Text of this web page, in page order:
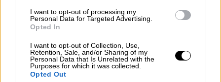
I want to opt-out of processing my
Personal Data for Targeted Advertising.
Opted In
I want to opt-out of Collection, Use,
Retention, Sale, and/or Sharing of my
Personal Data that Is Unrelated with the
Purposes for which it was collected.
Opted Out
δεδομένου ότι η 54χρονη αντιμετώπιζε
προβλήματα υγείας - γεγονός που φαίνεται
Την ίδια ώρα,καθοριστικής σημασίας
θεωρείται το βιντεοληπτικό υλικό